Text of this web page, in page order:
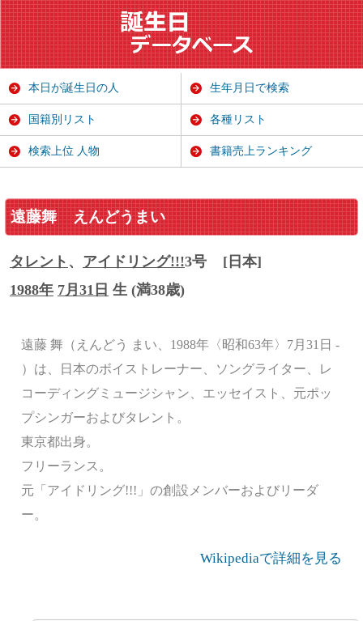
遠藤舞 えんどうまい
タレント 、 アイドリング!!!3号
[日本]
1988年 7月31日 生 (満38歳)
遠藤 舞（えんどう まい、1988年〈昭和63年〉7月31日 -
）は、日本のボイストレーナー、ソングライター、レ
コーディングミュージシャン、エッセイスト、元ポッ
プシンガーおよびタレント。
東京都出身。
フリーランス。
元「アイドリング!!!」の創設メンバーおよびリーダ
ー。
Wikipediaで詳細を見る
本日が誕生日の人 生年月日で検索
国籍別リスト 各種リスト
検索上位 人物 書籍売上ランキング